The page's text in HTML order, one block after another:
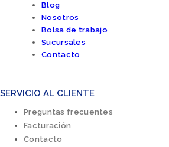
Blog
Nosotros
Bolsa de trabajo
Sucursales
Contacto
SERVICIO AL CLIENTE
Preguntas frecuentes
Facturación
Contacto